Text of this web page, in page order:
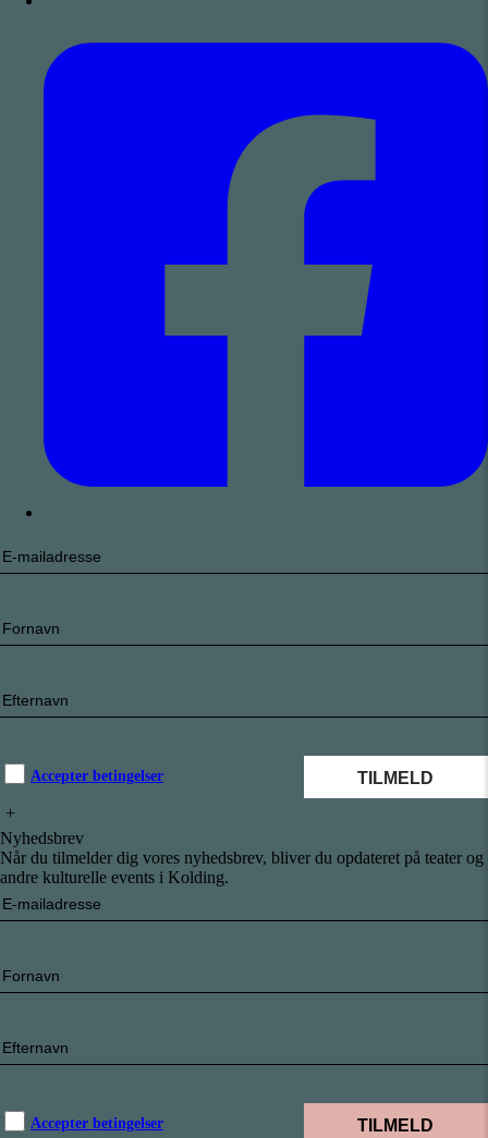
Accepter betingelser
+
Nyhedsbrev
Når du tilmelder dig vores nyhedsbrev, bliver du opdateret på teater og
andre kulturelle events i Kolding.
Accepter betingelser